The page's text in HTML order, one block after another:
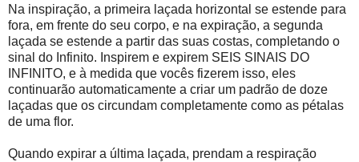
Na inspiração, a primeira laçada horizontal se estende para
fora, em frente do seu corpo, e na expiração, a segunda
laçada se estende a partir das suas costas, completando o
sinal do Infinito. Inspirem e expirem SEIS SINAIS DO
INFINITO, e à medida que vocês fizerem isso, eles
continuarão automaticamente a criar um padrão de doze
laçadas que os circundam completamente como as pétalas
de uma flor.
Quando expirar a última laçada, prendam a respiração